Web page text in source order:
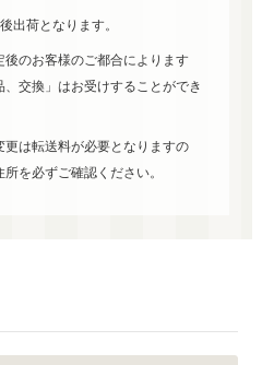
出荷となります。
のお客様のご都合によります
、交換」はお受けすることができ
は転送料が必要となりますの
を必ずご確認ください。